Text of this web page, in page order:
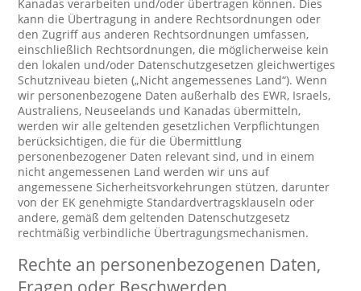
Kanadas verarbeiten und/oder übertragen können. Dies
kann die Übertragung in andere Rechtsordnungen oder
den Zugriff aus anderen Rechtsordnungen umfassen,
einschließlich Rechtsordnungen, die möglicherweise kein
den lokalen und/oder Datenschutzgesetzen gleichwertiges
Schutzniveau bieten („Nicht angemessenes Land“). Wenn
wir personenbezogene Daten außerhalb des EWR, Israels,
Australiens, Neuseelands und Kanadas übermitteln,
werden wir alle geltenden gesetzlichen Verpflichtungen
berücksichtigen, die für die Übermittlung
personenbezogener Daten relevant sind, und in einem
nicht angemessenen Land werden wir uns auf
angemessene Sicherheitsvorkehrungen stützen, darunter
von der EK genehmigte Standardvertragsklauseln oder
andere, gemäß dem geltenden Datenschutzgesetz
rechtmäßig verbindliche Übertragungsmechanismen.
Rechte an personenbezogenen Daten,